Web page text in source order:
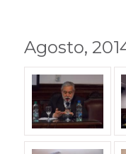
Agosto,